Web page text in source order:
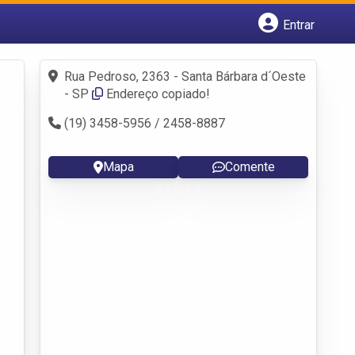
Entrar
Fazer login
Criar conta
Rua Pedroso, 2363 - Santa Bárbara d´Oeste
- SP
Endereço copiado!
(19) 3458-5956 / 2458-8887
Mapa Comente